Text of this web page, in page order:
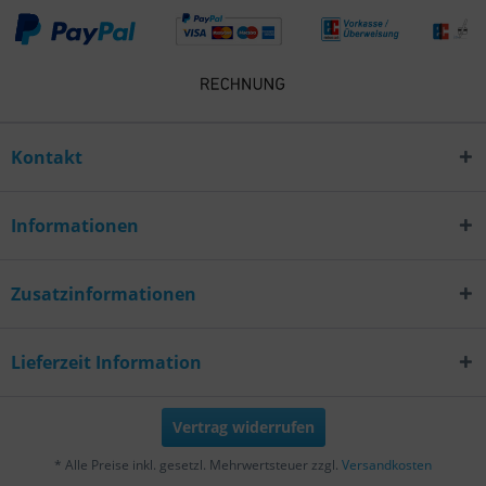
Kontakt
Informationen
Zusatzinformationen
Lieferzeit Information
Vertrag widerrufen
* Alle Preise inkl. gesetzl. Mehrwertsteuer zzgl. Versandkosten